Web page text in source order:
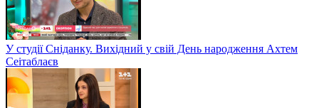
У студії Сніданку. Вихідний у свій День народження Ахтем
Сеітаблаєв